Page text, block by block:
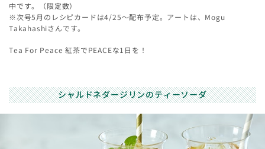
中です。（限定数）
※次号5月のレシピカードは4/25～配布予定。アートは、Mogu
Takahashiさんです。
Tea For Peace 紅茶でPEACEな1日を！
シャルドネダージリンのティーソーダ